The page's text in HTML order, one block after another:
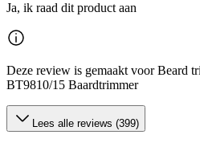
Ja, ik raad dit product aan
Deze review is gemaakt voor Beard
BT9810/15 Baardtrimmer
Lees alle reviews (399)